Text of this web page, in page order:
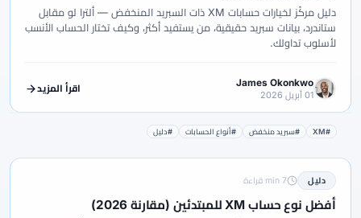
دليل مركّز لخيارات حسابات XM ذات السبريد المنخفض — ألترا لو مقابل
ستاندرد، بيانات سبريد حقيقية، من يستفيد أكثر، وكيف تختار الحساب الأنسب
لأسلوب تداولك.
James Okonkwo
01 أبريل 2026
اقرأ المزيد
#XM #سبريد منخفض #أنواع الحسابات #دليل
دليل 7 min قراءة
أفضل نوع حساب XM للمبتدئين (مقارنة 2026)